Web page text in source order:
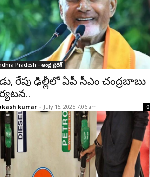
Pradesh - ఆంధ్ర ప్రదేశ్‌
రేపు ఢిల్లీలో ఏపీ సీఎం చంద్రబాబు
kumar - July 15, 2025 7:06 am 0